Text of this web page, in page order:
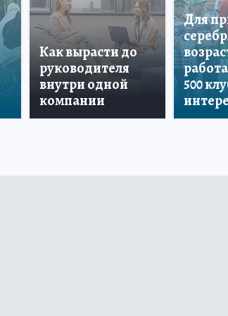
Как вырасти до
руководителя
внутри одной
компании
Для
500